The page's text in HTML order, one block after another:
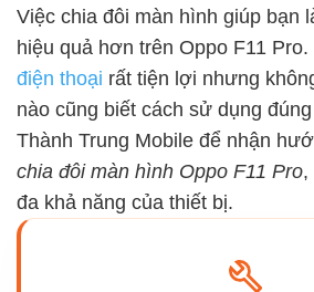
Việc chia đôi màn hình giúp bạn
hiệu quả hơn trên Oppo F11
điện thoại rất tiện lợi nhưng
nào cũng biết cách sử dụng
Thành Trung Mobile để nhận
chia đôi màn hình Oppo F11 Pro,
đa khả năng của thiết bị.